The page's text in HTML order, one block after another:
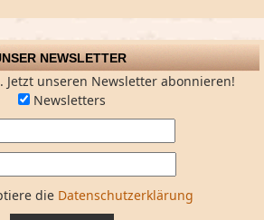
NEWSLETTER
Jetzt unseren Newsletter abonnieren!
Newsletters
die Datenschutzerklärung